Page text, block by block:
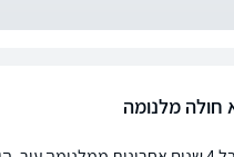
חולה מלנומה